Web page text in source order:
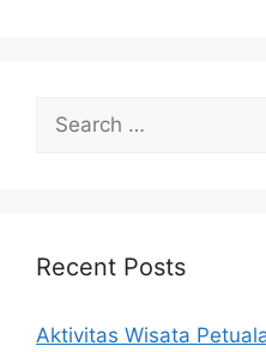
Search
for:
Recent Posts
Aktivitas Wisata